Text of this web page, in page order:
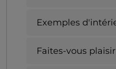
Exemples
Faites-vous plaisir